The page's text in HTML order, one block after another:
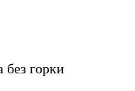
без горки